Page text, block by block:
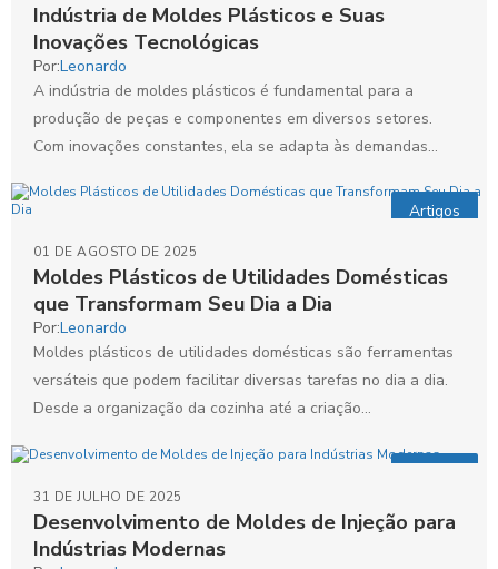
Indústria de Moldes Plásticos e Suas
Inovações Tecnológicas
Por:Leonardo
A indústria de moldes plásticos é fundamental para a
produção de peças e componentes em diversos setores.
Com inovações constantes, ela se adapta às demandas...
Artigos
Moldes Plásticos de Utilidades Domésticas
que Transformam Seu Dia a Dia
01 DE AGOSTO DE 2025
Por:Leonardo
Moldes plásticos de utilidades domésticas são ferramentas
versáteis que podem facilitar diversas tarefas no dia a dia.
Desde a organização da cozinha até a criação...
Desenvolvimento de Moldes de Injeção para
Indústrias Modernas
31 DE JULHO DE 2025